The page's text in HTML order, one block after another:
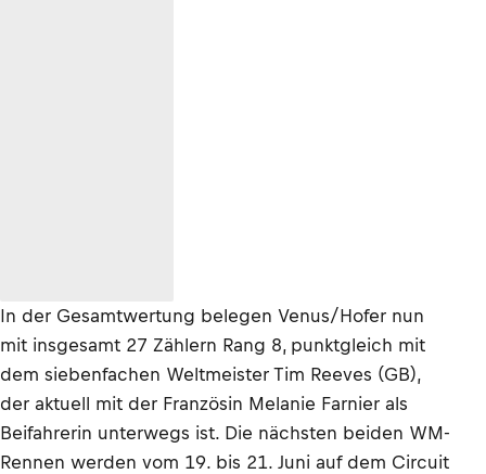
In der Gesamtwertung belegen Venus/Hofer nun
mit insgesamt 27 Zählern Rang 8, punktgleich mit
dem siebenfachen Weltmeister Tim Reeves (GB),
der aktuell mit der Französin Melanie Farnier als
Beifahrerin unterwegs ist. Die nächsten beiden WM-
Rennen werden vom 19. bis 21. Juni auf dem Circuit